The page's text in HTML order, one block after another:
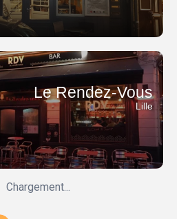
Le Rendez-Vous
Lille
Chargement...